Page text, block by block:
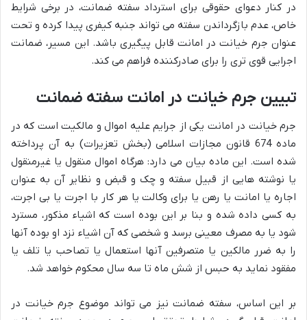
در کنار دعوای حقوقی برای استرداد سفته ضمانت، در برخی شرایط
خاص، عدم بازگرداندن سفته می تواند جنبه کیفری پیدا کرده و تحت
عنوان جرم خیانت در امانت قابل پیگیری باشد. این مسیر، ضمانت
اجرایی قوی تری را برای صادرکننده فراهم می کند.
تبیین جرم خیانت در امانت سفته ضمانت
جرم خیانت در امانت یکی از جرایم علیه اموال و مالکیت است که در
ماده 674 قانون مجازات اسلامی (بخش تعزیرات) به آن پرداخته
شده است. این ماده بیان می دارد: هرگاه اموال منقول یا غیرمنقول
یا نوشته هایی از قبیل سفته و چک و قبض و نظایر آن به عنوان
اجاره یا امانت یا رهن یا برای وکالت یا هر کار با اجرت یا بی اجرت،
به کسی داده شده و بنا بر این بوده است که اشیاء مذکور، مسترد
شود یا به مصرف معینی برسد و شخصی که آن اشیاء نزد او بوده آنها
را به ضرر مالکین یا متصرفین آنها استعمال یا تصاحب یا تلف یا
مفقود نماید به حبس از شش ماه تا سه سال محکوم خواهد شد.
بر این اساس، سفته ضمانت نیز می تواند موضوع جرم خیانت در